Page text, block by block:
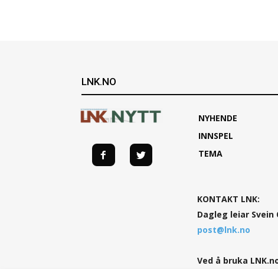
LNK.NO
NYHENDE
INNSPEL
TEMA
KONTAKT LNK:
Dagleg leiar Svein
post@lnk.no
Ved å bruka